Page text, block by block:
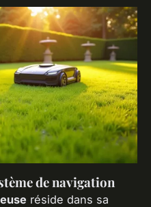
de navigation
réside dans sa